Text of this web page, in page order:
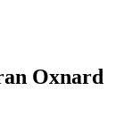
Oxnard